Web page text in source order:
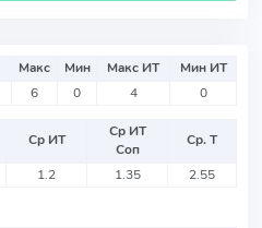
Макс Мин Макс ИТ
Мин ИТ
6 0 4 0
Ср ИТ
Ср ИТ
Соп
Ср. Т
1.2 1.35 2.55